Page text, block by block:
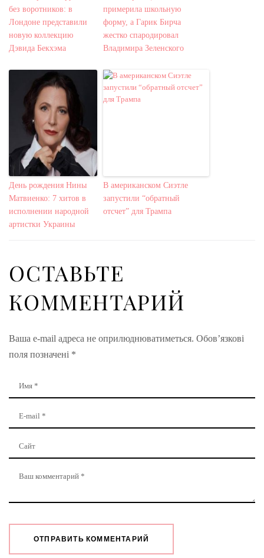
без воротников: в
Лондоне представили
новую коллекцию
Дэвида Бекхэма
примерила школьную
форму, а Гарик Бирча
жестко спародировал
Владимира Зеленского
День рождения Нины
Матвиенко: 7 хитов в
исполнении народной
артистки Украины
В американском Сиэтле
запустили “обратный
отсчет” для Трампа
ОСТАВЬТЕ
КОММЕНТАРИЙ
Ваша e-mail адреса не оприлюднюватиметься. Обов’язкові
поля позначені *